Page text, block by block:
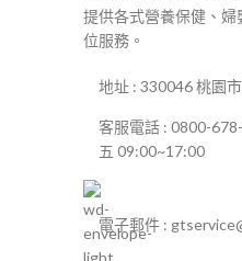
提供各式營養保健、
位服務。
地址 : 330046 桃園
客服電話 : 0800-
五 09:00~17:00
電子郵件 :